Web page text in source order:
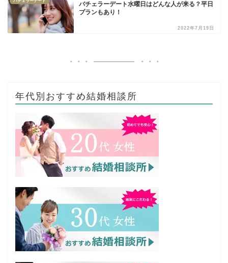
バチェラーデート水曜日はどんな人が来る？平日
プランもあり！
2022年7月19日
年代別おすすめ結婚相談所